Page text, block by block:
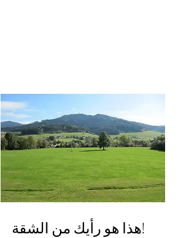
هذا هو رأيك من الشقة!